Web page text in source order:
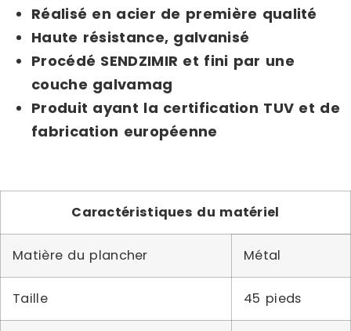
Réalisé en acier de première qualité
Haute résistance, galvanisé
Procédé SENDZIMIR et fini par une
couche galvamag
Produit ayant la certification TUV et de
fabrication européenne
Caractéristiques du matériel
Matière du plancher Métal
Taille 45 pieds